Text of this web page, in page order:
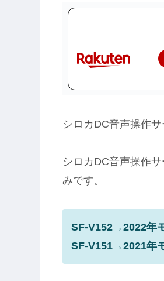
シロカDC音声操作
シロカDC音声操作
みです。
SF-V152→2022年
SF-V151→2021年